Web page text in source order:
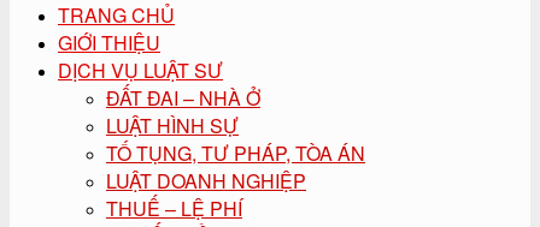
TRANG CHỦ
GIỚI THIỆU
DỊCH VỤ LUẬT SƯ
ĐẤT ĐAI – NHÀ Ở
LUẬT HÌNH SỰ
TỐ TỤNG, TƯ PHÁP, TÒA ÁN
LUẬT DOANH NGHIỆP
THUẾ – LỆ PHÍ